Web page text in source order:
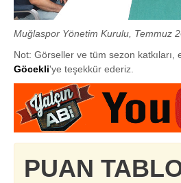
Muğlaspor Yönetim Kurulu, Temmuz
Not: Görseller ve tüm sezon katkıları,
Göcekli'ye teşekkür ederiz.
PUAN